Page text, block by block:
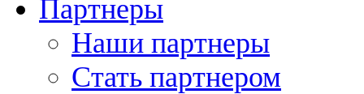
Партнеры
Наши партнеры
Стать партнером